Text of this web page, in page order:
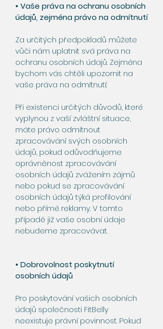
• Vaše práva na ochranu osobních
údajů, zejména právo na odmítnutí
Za určitých předpokladů můžete
vůči nám uplatnit svá práva na
ochranu osobních údajů. Zejména
bychom vás chtěli upozornit na
vaše práva na odmítnutí:
Při existenci určitých důvodů, které
vyplynou z vaší zvláštní situace,
máte právo odmítnout
zpracovávání svých osobních
údajů, pokud odůvodňujeme
oprávněnost zpracovávání
osobních údajů zvážením zájmů
nebo pokud se zpracovávání
osobních údajů týká profilování
nebo přímé reklamy. V tomto
případě již vaše osobní údaje
nebudeme zpracovávat.
• Dobrovolnost poskytnutí
osobních údajů
Pro poskytování vašich osobních
údajů společnosti FitBelly
neexistuje právní povinnost. Pokud